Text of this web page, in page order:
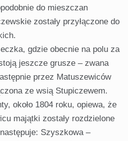
do mieszczan
zostały przyłączone do
gdzie obecnie na polu za
jeszcze grusze – zwana
przez Matuszewiców
ze wsią Stupiczewem.
około 1804 roku, opiewa, że
majątki zostały rozdzielone
Szyszkowa –